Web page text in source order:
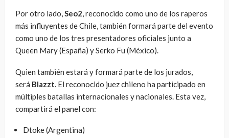
Por otro lado,Seo2, reconocido como uno de los raperos
más influyentes de Chile, también formará parte del evento
como uno de los tres presentadores oficiales junto a
Queen Mary (España) y Serko Fu (México).
Quien también estará y formará parte de los jurados,
será Blazzt. El reconocido juez chileno ha participado en
múltiples batallas internacionales y nacionales. Esta vez,
compartirá el panel con:
Dtoke (Argentina)